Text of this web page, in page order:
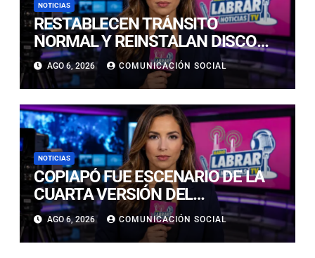
NOTICIAS
RESTABLECEN TRÁNSITO
NORMAL Y REINSTALAN DISCO
“PARE” TRAS AVANCE DE OBRAS
EN CALLE LUIS FLORES CON JULIO
PRADO
AGO 6, 2026 COMUNICACIÓN SOCIAL
NOTICIAS
COPIAPÓ FUE ESCENARIO DE LA
CUARTA VERSIÓN DEL
CAMPEONATO REGIONAL DE
BANDAS DE GUERRA
ESTUDIANTILES
AGO 6, 2026 COMUNICACIÓN SOCIAL